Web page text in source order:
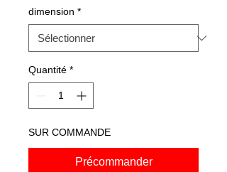
dimension *
Quantité *
SUR COMMANDE
Précommander